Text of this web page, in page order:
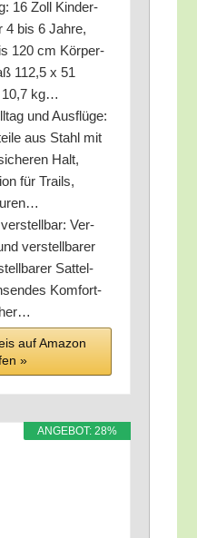
16 Zoll Kin­der­
4 bis 6 Jah­re,
120 cm Kör­per­
112,5 x 51
10,7 kg…
und Aus­flü­ge:
aus Stahl mit
Halt,
für Trails,
Ver­
ver­stell­ba­rer
Sat­tel­
Kom­fort­
auf Ama­zon
»
ANGE­BOT: 28%